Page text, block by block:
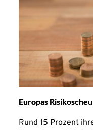
Europas
Rund 15 Prozent